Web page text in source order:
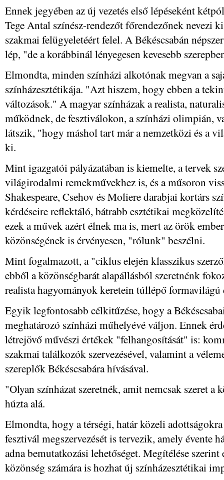
Ennek jegyében az új vezetés első lépéseként
Tege Antal színész-rendezőt főrendezőnek nevezi
szakmai felügyeletéért felel. A Békéscsabán
lép, "de a korábbinál lényegesen kevesebb
Elmondta, minden színházi alkotónak megvan a
színházesztétikája. "Azt hiszem, hogy ebben a
változások." A magyar színházak a realista,
működnek, de fesztiválokon, a színházi olimpián,
látszik, "hogy máshol tart már a nemzetközi és a
ki.
Mint igazgatói pályázatában is kiemelte, a tervek
világirodalmi remekművekhez is, és a műsoron
Shakespeare, Csehov és Moliere darabjai kortárs
kérdéseire reflektáló, bátrabb esztétikai
ezek a művek azért élnek ma is, mert az örök
közönségének is érvényesen, "rólunk" beszélni.
Mint fogalmazott, a "ciklus elején klasszikus
ebből a közönségbarát alapállásból szeretnénk
realista hagyományok keretein túllépő formavilágú
Egyik legfontosabb célkitűzése, hogy a
meghatározó színházi műhelyévé váljon. Ennek
létrejövő művészi értékek "felhangosítását" is:
szakmai találkozók szervezésével, valamint a
szereplők Békéscsabára hívásával.
"Olyan színházat szeretnék, amit nemcsak szeret a
húzta alá.
Elmondta, hogy a térségi, határ közeli
fesztivál megszervezését is tervezik, amely évente
adna bemutatkozási lehetőséget. Megítélése szerint
közönség számára is hozhat új színházesztétikai